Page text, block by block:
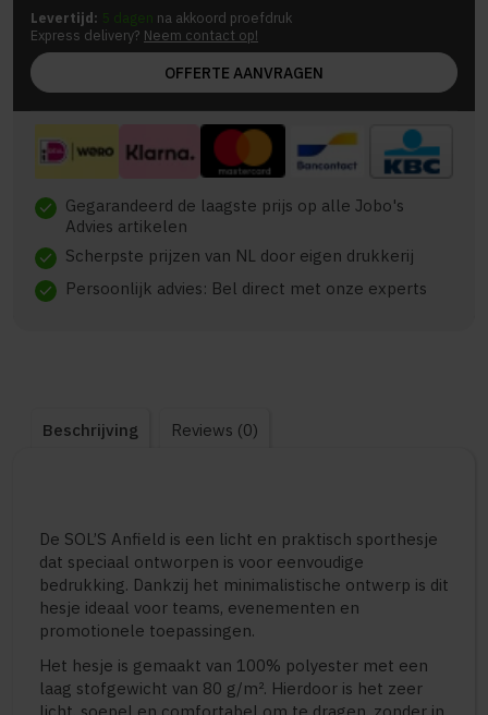
Levertijd: 5 dagen na akkoord proefdruk
Express delivery? Neem contact op!
OFFERTE AANVRAGEN
check Gegarandeerd de laagste prijs op alle Jobo's
Advies artikelen
check Scherpste prijzen van NL door eigen drukkerij
check Persoonlijk advies: Bel direct met onze experts
Beschrijving Reviews (0)
De SOL’S Anfield is een licht en praktisch sporthesje
dat speciaal ontworpen is voor eenvoudige
bedrukking. Dankzij het minimalistische ontwerp is dit
hesje ideaal voor teams, evenementen en
promotionele toepassingen.
Het hesje is gemaakt van 100% polyester met een
laag stofgewicht van 80 g/m². Hierdoor is het zeer